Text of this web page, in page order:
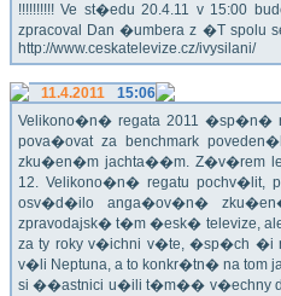
!!!!!!!!!! Ve st�edu 20.4.11 v 15:00
zpracoval Dan �umbera z �T spolu
http://www.ceskatelevize.cz/ivysilani/
11.4.2011
15:06
Velikono�n� regata 2011 �sp�n�
pova�ovat za benchmark
zku�en�m jachta��m. Z�v�rem
12. Velikono�n� regatu
osv�d�ilo anga�ov�n�
zpravodajsk� t�m �esk� televize,
za ty roky v�ichni v�te, �sp�ch
v�li Neptuna, a to konkr�tn� na tom
si ��astnici u�ili t�m�� v�echny